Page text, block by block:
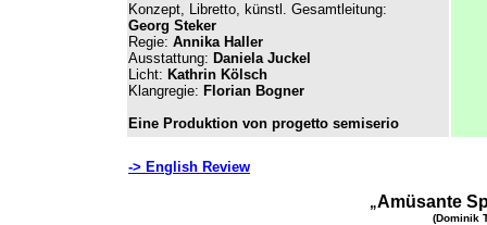
Konzept, Libretto, künstl. Gesamtleitung:
Georg Steker
Regie: Annika Haller
Ausstattung: Daniela Juckel
Licht: Kathrin Kölsch
Klangregie: Florian Bogner
Eine Produktion von progetto semiserio
-> English Review
„Amüsante
(Dominik